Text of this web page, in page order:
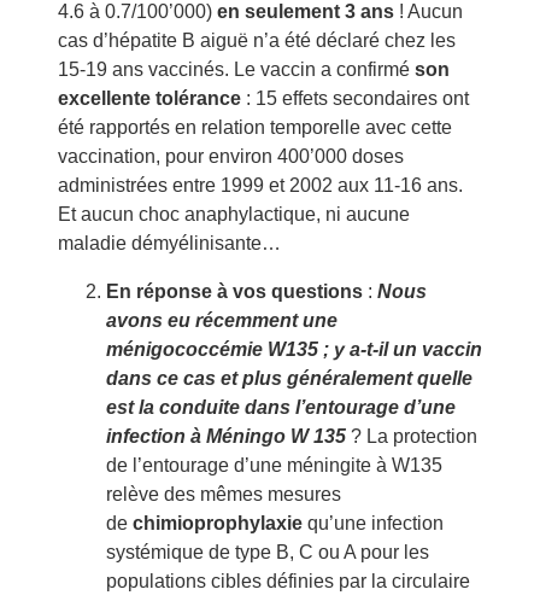
4.6 à 0.7/100’000) en seulement 3 ans ! Aucun
cas d’hépatite B aiguë n’a été déclaré chez les
15-19 ans vaccinés. Le vaccin a confirmé son
excellente tolérance : 15 effets secondaires ont
été rapportés en relation temporelle avec cette
vaccination, pour environ 400’000 doses
administrées entre 1999 et 2002 aux 11-16 ans.
Et aucun choc anaphylactique, ni aucune
maladie démyélinisante…
En réponse à vos questions : Nous
avons eu récemment une
ménigococcémie W135 ; y a-t-il un vaccin
dans ce cas et plus généralement quelle
est la conduite dans l’entourage d’une
infection à Méningo W 135 ? La protection
de l’entourage d’une méningite à W135
relève des mêmes mesures
de chimioprophylaxie qu’une infection
systémique de type B, C ou A pour les
populations cibles définies par la circulaire